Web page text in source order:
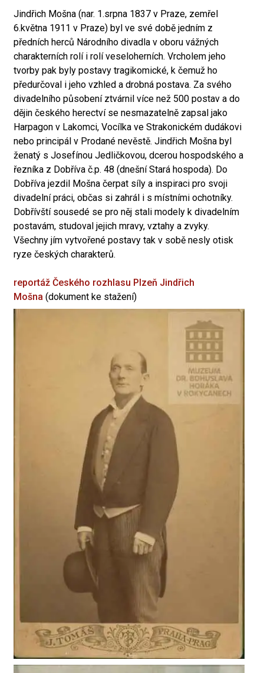
Jindřich Mošna (nar. 1.srpna 1837 v Praze, zemřel
6.května 1911 v Praze) byl ve své době jedním z
předních herců Národního divadla v oboru vážných
charakterních rolí i rolí veseloherních. Vrcholem jeho
tvorby pak byly postavy tragikomické, k čemuž ho
předurčoval i jeho vzhled a drobná postava. Za svého
divadelního působení ztvárnil více než 500 postav a do
dějin českého herectví se nesmazatelně zapsal jako
Harpagon v Lakomci, Vocílka ve Strakonickém dudákovi
nebo principál v Prodané nevěstě. Jindřich Mošna byl
ženatý s Josefínou Jedličkovou, dcerou hospodského a
řezníka z Dobříva č.p. 48 (dnešní Stará hospoda). Do
Dobříva jezdil Mošna čerpat síly a inspiraci pro svoji
divadelní práci, občas si zahrál i s místními ochotníky.
Dobřívští sousedé se pro něj stali modely k divadelním
postavám, studoval jejich mravy, vztahy a zvyky.
Všechny jím vytvořené postavy tak v sobě nesly otisk
ryze českých charakterů.
reportáž Českého rozhlasu Plzeň Jindřich
Mošna (dokument ke stažení)